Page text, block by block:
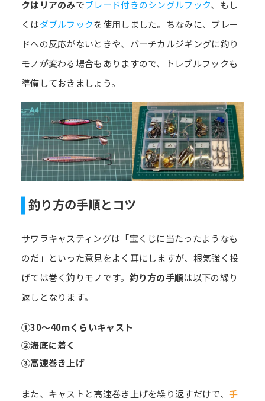
クはリアのみでブレード付きのシングルフック、もし
くはダブルフックを使用しました。ちなみに、ブレー
ドへの反応がないときや、バーチカルジギングに釣り
モノが変わる場合もありますので、トレブルフックも
準備しておきましょう。
釣り方の手順とコツ
サワラキャスティングは「宝くじに当たったようなも
のだ」といった意見をよく耳にしますが、根気強く投
げては巻く釣りモノです。 釣り方の手順は以下の繰り
返しとなります。
①30～40mくらいキャスト
②海底に着く
③高速巻き上げ
また、キャストと高速巻き上げを繰り返すだけで、 手